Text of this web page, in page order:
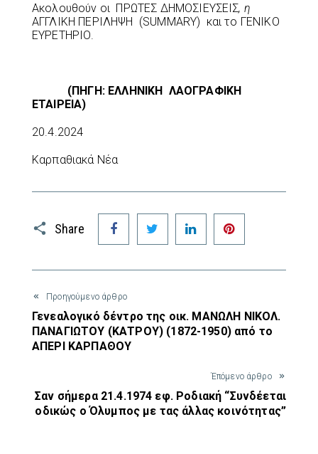
Ακολουθούν οι ΠΡΩΤΕΣ ΔΗΜΟΣΙΕΥΣΕΙΣ, η
ΑΓΓΛΙΚH ΠΕΡΙΛΗΨΗ (SUMMARY) και το ΓΕΝΙΚΟ
ΕΥΡΕΤΗΡΙΟ.
(ΠΗΓΗ: ΕΛΛΗΝΙΚΗ ΛΑΟΓΡΑΦΙΚΗ
ΕΤΑΙΡΕΙΑ)
20.4.2024
Καρπαθιακά Νέα
Share
Facebook Twitter LinkedIn
Προηγούμενο άρθρο
Γενεαλογικό δέντρο της οικ. ΜΑΝΩΛΗ ΝΙΚΟΛ.
ΠΑΝΑΓΙΩΤΟΥ (ΚΑΤΡΟΥ) (1872-1950) από το
ΑΠΕΡΙ ΚΑΡΠΑΘΟΥ
Έπόμενο άρθρο
Σαν σήμερα 21.4.1974 εφ. Ροδιακή “Συνδέεται
οδικώς ο Όλυμπος με τας άλλας κοινότητας”